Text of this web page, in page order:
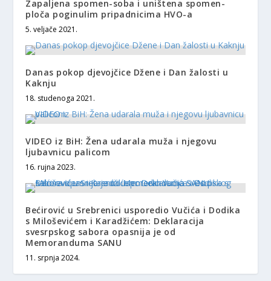
Zapaljena spomen-soba i uništena spomen-
ploča poginulim pripadnicima HVO-a
5. veljače 2021.
Danas pokop djevojčice Džene i Dan žalosti u
Kaknju
18. studenoga 2021.
VIDEO iz BiH: Žena udarala muža i njegovu
ljubavnicu palicom
16. rujna 2023.
Bećirović u Srebrenici usporedio Vučića i Dodika
s Miloševićem i Karadžićem: Deklaracija
svesrpskog sabora opasnija je od
Memoranduma SANU
11. srpnja 2024.